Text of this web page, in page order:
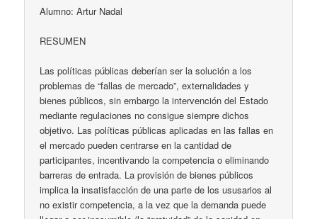
Alumno: Artur Nadal
RESUMEN
Las políticas públicas deberían ser la solución a los
problemas de “fallas de mercado”, externalidades y
bienes públicos, sin embargo la intervención del Estado
mediante regulaciones no consigue siempre dichos
objetivo. Las políticas públicas aplicadas en las fallas en
el mercado pueden centrarse en la cantidad de
participantes, incentivando la competencia o eliminando
barreras de entrada. La provisión de bienes públicos
implica la insatisfacción de una parte de los ususarios al
no existir competencia, a la vez que la demanda puede